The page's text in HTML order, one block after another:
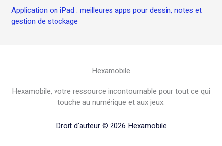
Application on iPad : meilleures apps pour dessin, notes et
gestion de stockage
Hexamobile
Hexamobile, votre ressource incontournable pour tout ce qui
touche au numérique et aux jeux.
Droit d'auteur © 2026 Hexamobile